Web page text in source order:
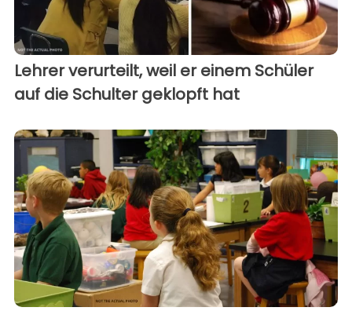
Lehrer verurteilt, weil er einem Schüler
auf die Schulter geklopft hat